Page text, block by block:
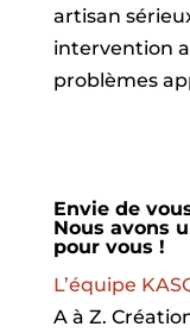
artisan
intervention
problèmes
Envie de
Nous avons
pour vous !
L’équipe
A à Z.